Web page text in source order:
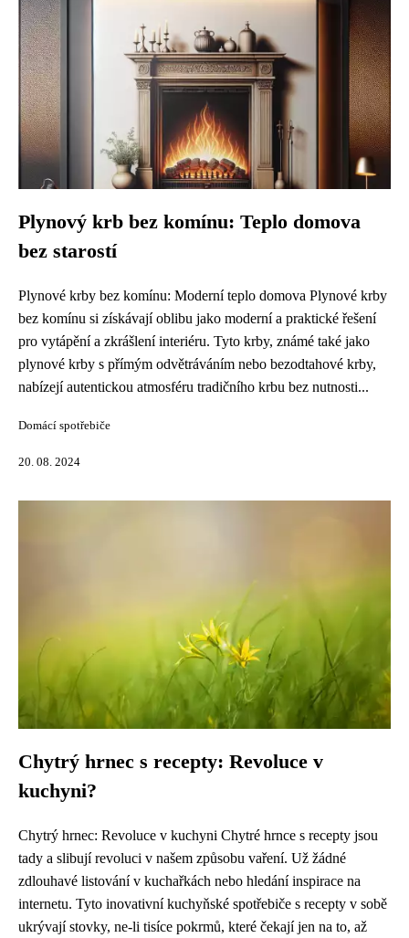
Plynový krb bez komínu: Teplo domova
bez starostí
Plynové krby bez komínu: Moderní teplo domova Plynové krby
bez komínu si získávají oblibu jako moderní a praktické řešení
pro vytápění a zkrášlení interiéru. Tyto krby, známé také jako
plynové krby s přímým odvětráváním nebo bezodtahové krby,
nabízejí autentickou atmosféru tradičního krbu bez nutnosti...
Domácí spotřebiče
20. 08. 2024
Chytrý hrnec s recepty: Revoluce v
kuchyni?
Chytrý hrnec: Revoluce v kuchyni Chytré hrnce s recepty jsou
tady a slibují revoluci v našem způsobu vaření. Už žádné
zdlouhavé listování v kuchařkách nebo hledání inspirace na
internetu. Tyto inovativní kuchyňské spotřebiče s recepty v sobě
ukrývají stovky, ne-li tisíce pokrmů, které čekají jen na to, až